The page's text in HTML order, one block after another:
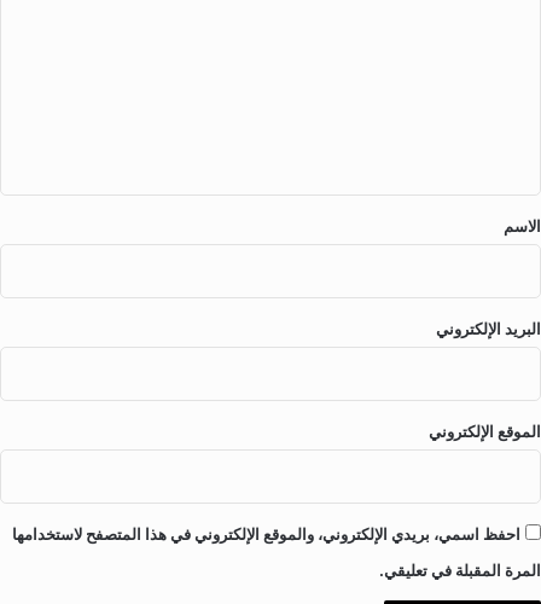
*
الاسم
البريد الإلكتروني
الموقع الإلكتروني
احفظ اسمي، بريدي الإلكتروني، والموقع الإلكتروني في هذا المتصفح لاستخدامها
المرة المقبلة في تعليقي.